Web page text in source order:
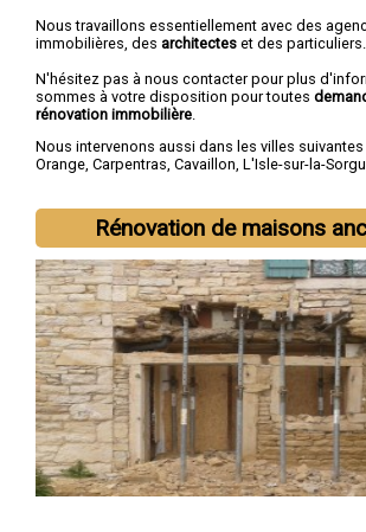
Nous travaillons essentiellement avec des
immobilières, des architectes et des particuliers.
N'hésitez pas à nous contacter pour plus
sommes à votre disposition pour toutes
rénovation immobilière
Nous intervenons aussi dans les villes suivantes
Orange, Carpentras, Cavaillon, L'Isle-sur-la-
Rénovation de maisons